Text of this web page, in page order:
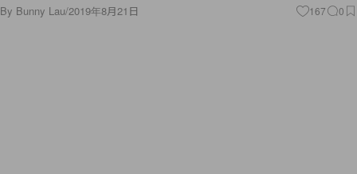
By Bunny Lau/2019年8月21日 167 0